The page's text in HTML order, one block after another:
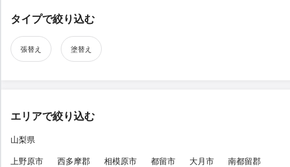
タイプで絞り込む
張替え 塗替え
エリアで絞り込む
山梨県
上野原市
西多摩郡 相模原市 都留市 大月市
南都留郡